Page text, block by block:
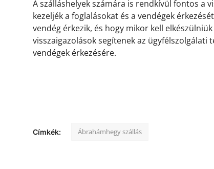
A szálláshelyek számára is rendkívül fontos a
kezeljék a foglalásokat és a vendégek
vendég érkezik, és hogy mikor kell
visszaigazolások segítenek az ügyfélszolgálati
vendégek érkezésére.
Címkék: Ábrahámhegy szállás